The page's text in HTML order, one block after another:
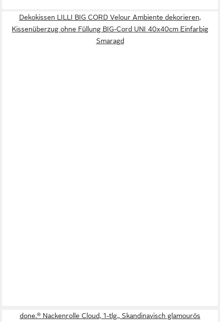
Dekokissen LILLI BIG CORD Velour Ambiente dekorieren,
Kissenüberzug ohne Füllung BIG-Cord UNI 40x40cm Einfarbig
Smaragd
done.® Nackenrolle Cloud, 1-tlg., Skandinavisch glamourös